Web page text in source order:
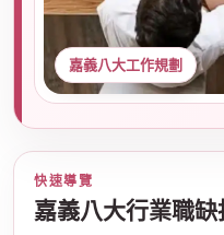
嘉義八大工作規劃
快速導覽
嘉義八大行業職缺